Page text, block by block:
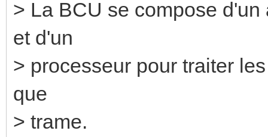
> La BCU se compose
et d'un
> processeur pour traiter
que
> trame.